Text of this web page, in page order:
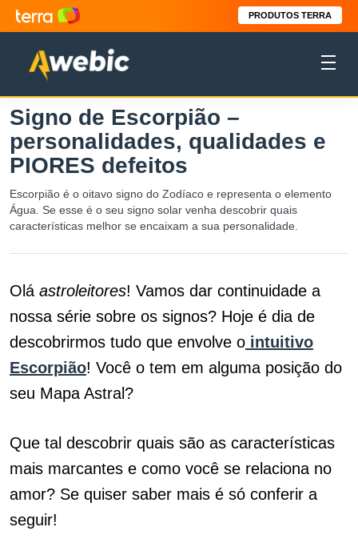
PRODUTOS TERRA
Signo de Escorpião –
personalidades, qualidades e
PIORES defeitos
Escorpião é o oitavo signo do Zodíaco e representa o elemento
Água. Se esse é o seu signo solar venha descobrir quais
características melhor se encaixam a sua personalidade.
Olá astroleitores! Vamos dar continuidade a
nossa série sobre os signos? Hoje é dia de
descobrirmos tudo que envolve o intuitivo
Escorpião! Você o tem em alguma posição do
seu Mapa Astral?
Que tal descobrir quais são as características
mais marcantes e como você se relaciona no
amor? Se quiser saber mais é só conferir a
seguir!